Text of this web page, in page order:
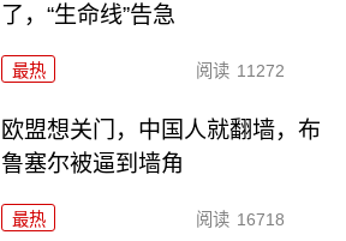
了，“生命线”告急
最热 阅读 11272
欧盟想关门，中国人就翻墙，布
鲁塞尔被逼到墙角
最热 阅读 16718